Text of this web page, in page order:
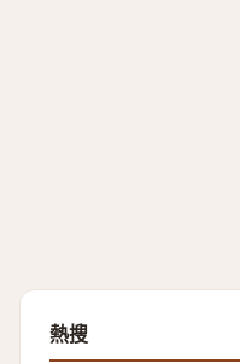
熱搜